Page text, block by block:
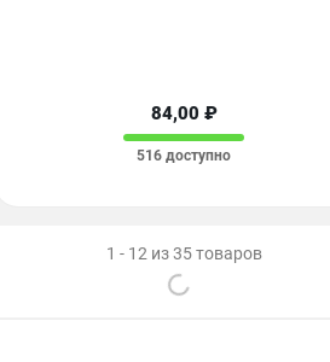
84,00 ₽
516 доступно
1 - 12 из 35 товаров